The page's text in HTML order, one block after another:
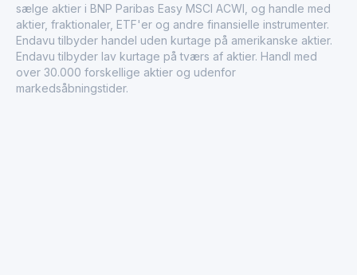
sælge aktier i BNP Paribas Easy MSCI ACWI, og handle med
aktier, fraktionaler, ETF'er og andre finansielle instrumenter.
Endavu tilbyder handel uden kurtage på amerikanske aktier.
Endavu tilbyder lav kurtage på tværs af aktier. Handl med
over 30.000 forskellige aktier og udenfor
markedsåbningstider.